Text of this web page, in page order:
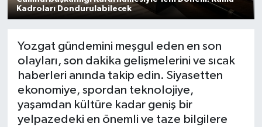
Kadroları Dondurulabilecek
Yozgat gündemini meşgul eden en son
olayları, son dakika gelişmelerini ve sıcak
haberleri anında takip edin. Siyasetten
ekonomiye, spordan teknolojiye,
yaşamdan kültüre kadar geniş bir
yelpazedeki en önemli ve taze bilgilere